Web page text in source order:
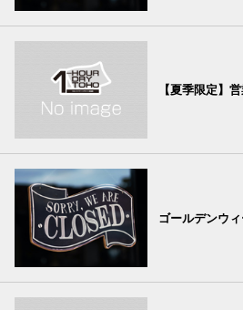
【夏季限定】
ゴールデンウ